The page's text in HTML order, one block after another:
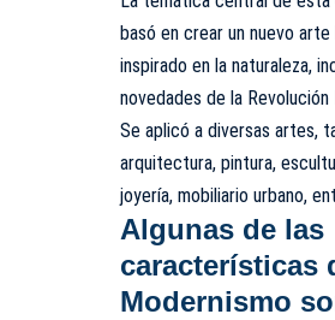
basó en crear un nuevo
inspirado en la naturaleza,
novedades de la Revolución
Se aplicó a diversas artes,
arquitectura, pintura,
joyería, mobiliario urbano,
Algunas de las
características
Modernismo